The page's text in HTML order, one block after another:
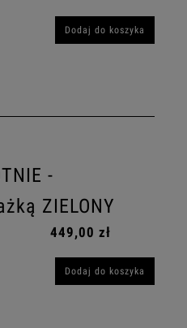
Dodaj do koszyka
-
ZIELONY
449,00 zł
Dodaj do koszyka